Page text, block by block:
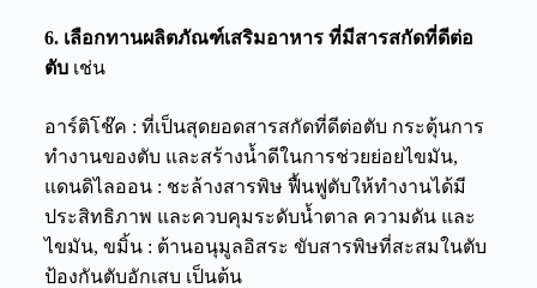
6. เลือกทานผลิตภัณฑ์เสริมอาหาร ที่มีสารสกัดที่ดีต่อ
ตับเช่น
อาร์ติโช๊ค : ที่เป็นสุดยอดสารสกัดที่ดีต่อตับ กระตุ้นการ
ทำงานของตับ และสร้างน้ำดีในการช่วยย่อยไขมัน,
แดนดิไลออน : ชะล้างสารพิษ ฟื้นฟูตับให้ทำงานได้มี
ประสิทธิภาพ และควบคุมระดับน้ำตาล ความดัน และ
ไขมัน, ขมิ้น : ต้านอนุมูลอิสระ ขับสารพิษที่สะสมในตับ
ป้องกันตับอักเสบ เป็นต้น